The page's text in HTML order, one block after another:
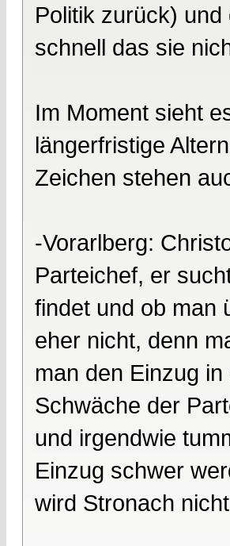
Politik zurück)
schnell das sie
Im Moment sieht
längerfristige
Zeichen stehen
-Vorarlberg:
Parteichef, er
findet und ob man
eher nicht, denn
man den Einzug
Schwäche der
und irgendwie
Einzug schwer
wird Stronach